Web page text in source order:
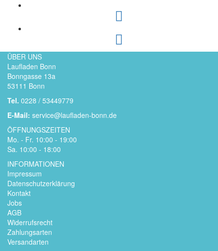
ÜBER UNS
Laufladen Bonn
Bonngasse 13a
53111 Bonn
Tel. 0228 / 53449779
E-Mail: service@laufladen-bonn.de
ÖFFNUNGSZEITEN
Mo. - Fr. 10:00 - 19:00
Sa. 10:00 - 18:00
INFORMATIONEN
Impressum
Datenschutzerklärung
Kontakt
Jobs
AGB
Widerrufsrecht
Zahlungsarten
Versandarten